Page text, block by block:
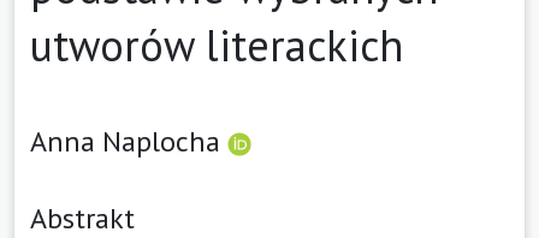
utworów literackich
Anna Naplocha
Abstrakt